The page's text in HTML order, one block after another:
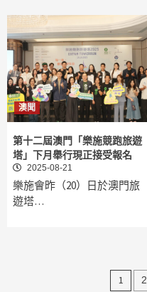
澳聞
第十二屆澳門「樂施競跑旅遊
塔」下月舉行現正接受報名
2025-08-21
樂施會昨（20）日於澳門旅
遊塔…
文
1 2